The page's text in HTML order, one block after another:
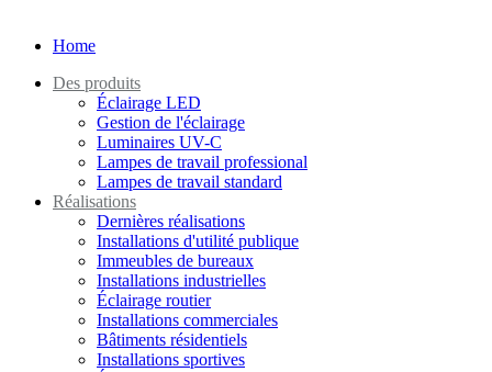
Home
Des produits
Éclairage LED
Gestion de l'éclairage
Luminaires UV-C
Lampes de travail professional
Lampes de travail standard
Réalisations
Dernières réalisations
Installations d'utilité publique
Immeubles de bureaux
Installations industrielles
Éclairage routier
Installations commerciales
Bâtiments résidentiels
Installations sportives